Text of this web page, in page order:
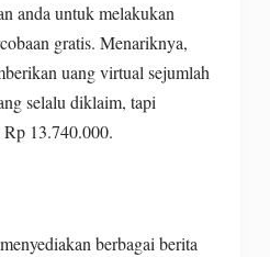
anda untuk melakukan
gratis. Menariknya,
uang virtual sejumlah
selalu diklaim, tapi
13.740.000.
berbagai berita